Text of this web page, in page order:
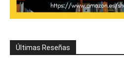
Últimas Reseñas